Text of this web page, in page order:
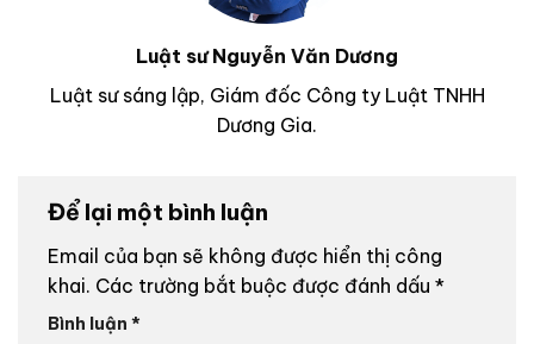
Luật sư Nguyễn Văn Dương
Luật sư sáng lập, Giám đốc Công ty Luật TNHH
Dương Gia.
Để lại một bình luận
Email của bạn sẽ không được hiển thị công
khai. Các trường bắt buộc được đánh dấu *
Bình luận *